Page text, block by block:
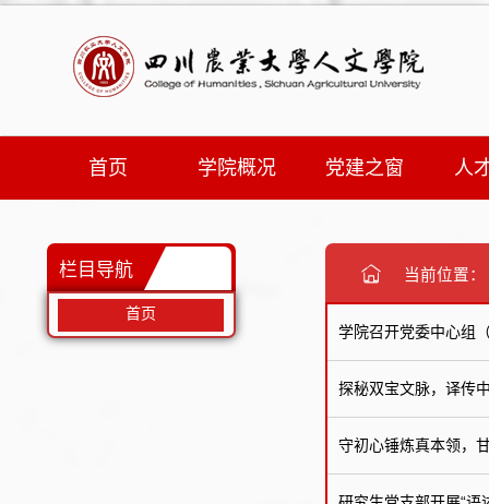
首页 学院概况 党建之窗 人
栏目导航
首页
当前位置：
学院召开党委中心组
探秘双宝文脉，译传
守初心锤炼真本领，